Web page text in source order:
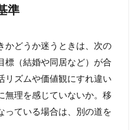
準
かどうか迷うときは、次の
標（結婚や同居など）が合
リズムや価値観にすれ違い
無理を感じていないか。移
っている場合は、別の道を